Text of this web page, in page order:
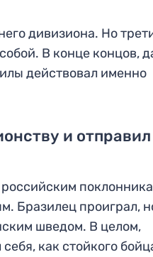
дивизиона. Но
В конце концов,
действовал именно
и отправил
Бразилец проиграл,
шведом. В целом,
как стойкого